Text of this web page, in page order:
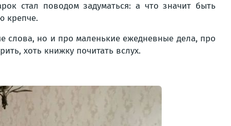
стал поводом задуматься: а что значит быть
крепче.
слова, но и про маленькие ежедневные дела, про
хоть книжку почитать вслух.